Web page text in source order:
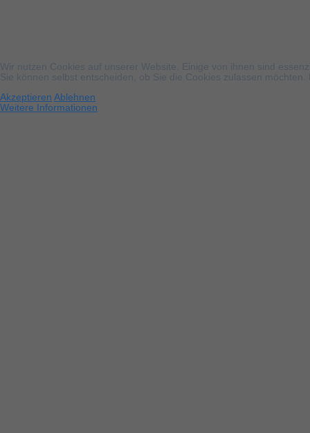
Wir nutzen Cookies auf unserer Website. Einige von ihnen sind
Sie können selbst entscheiden, ob Sie die Cookies zulassen
Akzeptieren Ablehnen
Weitere Informationen